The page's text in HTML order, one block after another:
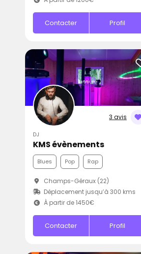
Contacter Profil
3 avis
DJ
KMS évènements
Blues Pop Rap
Champs-Géraux (22)
Déplacement jusqu’à 300 kms
À partir de 1450€
Contacter Profil